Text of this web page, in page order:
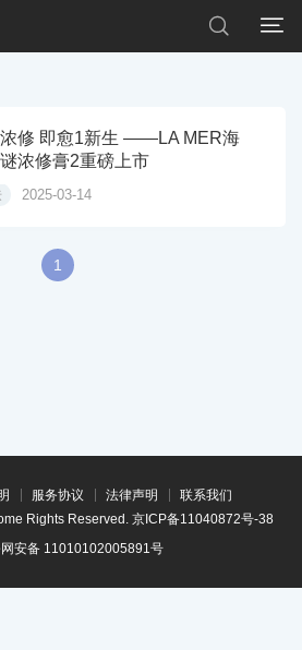


修 即愈1新生 ——LA MER海
浓修膏2重磅上市
2025-03-14
1
服务协议 法律声明
联系我们
Rights Reserved. 京ICP备11040872号-38
安备 11010102005891号